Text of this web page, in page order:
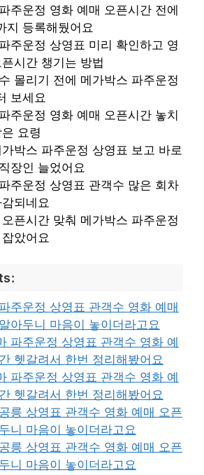
주운정 영화 예매 오픈시간 전에
지 등록해뒀어요
주운정 상영표 미리 확인하고 영
시간 챙기는 방법
몰리기 전에 메가박스 파주운정
보세요
주운정 영화 예매 오픈시간 놓치
요령
박스 파주운정 상영표 보고 바로
장인 늘었어요
주운정 상영표 관객수 많은 회차
되네요
픈시간 맞춰 메가박스 파주운정
았어요
주운정 상영표 관객수 영화 예매
아두니 마음이 놓이더라고요
파주운정 상영표 관객수 영화 예
헷갈려서 한번 정리해봤어요
파주운정 상영표 관객수 영화 예
헷갈려서 한번 정리해봤어요
릉 상영표 관객수 영화 예매 오픈
니 마음이 놓이더라고요
릉 상영표 관객수 영화 예매 오픈
니 마음이 놓이더라고요